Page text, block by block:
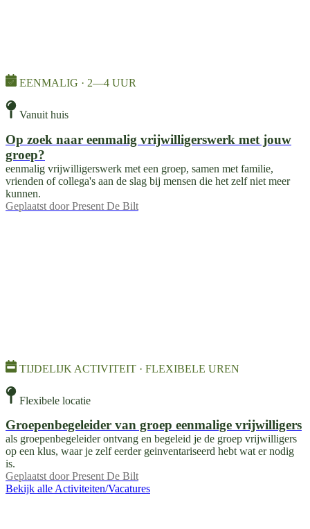
EENMALIG · 2—4 UUR
Vanuit huis
Op zoek naar eenmalig vrijwilligerswerk met jouw
groep?
eenmalig vrijwilligerswerk met een groep, samen met familie,
vrienden of collega's aan de slag bij mensen die het zelf niet meer
kunnen.
Geplaatst door Present De Bilt
TIJDELIJK ACTIVITEIT · FLEXIBELE UREN
Flexibele locatie
Groepenbegeleider van groep eenmalige vrijwilligers
als groepenbegeleider ontvang en begeleid je de groep vrijwilligers
op een klus, waar je zelf eerder geinventariseerd hebt wat er nodig
is.
Geplaatst door Present De Bilt
Bekijk alle Activiteiten/Vacatures